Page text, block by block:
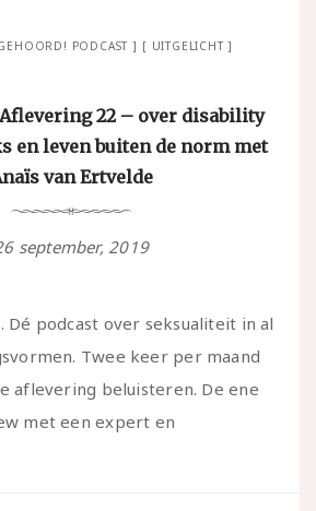
PODCAST UITGELICHT
22 – over disability
en leven buiten de norm met
van Ertvelde
september, 2019
Dé podcast over seksualiteit in al
Twee keer per maand
aflevering beluisteren. De ene
met een expert en